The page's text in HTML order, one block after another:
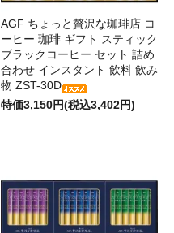
AGF ちょっと贅沢な珈琲店 コ
ーヒー 珈琲 ギフト スティック
ブラックコーヒー セット 詰め
合わせ インスタント 飲料 飲み
物 ZST-30D
特価3,150円(税込3,402円)